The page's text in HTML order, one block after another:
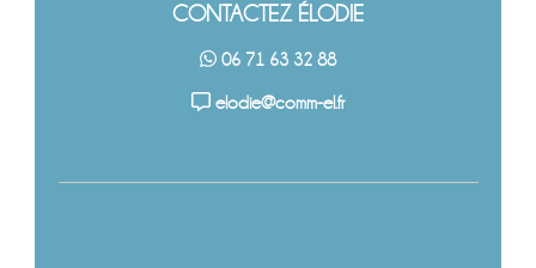
CONTACTEZ ÉLODIE
06 71 63 32 88
elodie@comm-el.fr